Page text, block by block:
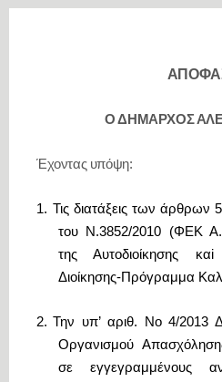
Ο ΔΗΜΑΡΧΟΣ
Έχοντας υπόψη:
1. Τις διατάξεις των
του Ν.3852/2010 (ΦΕΚ
της Αυτοδιοίκησης
Διοίκησης-Πρόγραμμα
2. Την υπ’ αριθ. Νο 4/2013
Οργανισμού
σε εγγεγραμμένους